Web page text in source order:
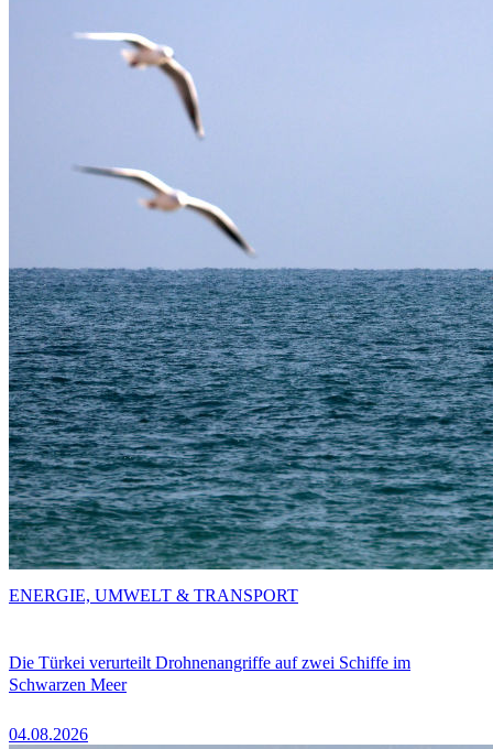
Die Türkei verurteilt Drohnenangriffe auf zwei Schiffe im
Schwarzen Meer
04.08.2026
ENERGIE, UMWELT & TRANSPORT